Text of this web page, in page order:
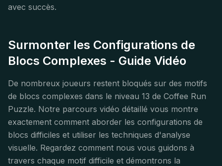
avec succès.
Surmonter les Configurations de
Blocs Complexes - Guide Vidéo
De nombreux joueurs restent bloqués sur des motifs
de blocs complexes dans le niveau 13 de Coffee Run
Puzzle. Notre parcours vidéo détaillé vous montre
exactement comment aborder les configurations de
blocs difficiles et utiliser les techniques d'analyse
visuelle. Regardez comment nous vous guidons à
travers chaque motif difficile et démontrons la